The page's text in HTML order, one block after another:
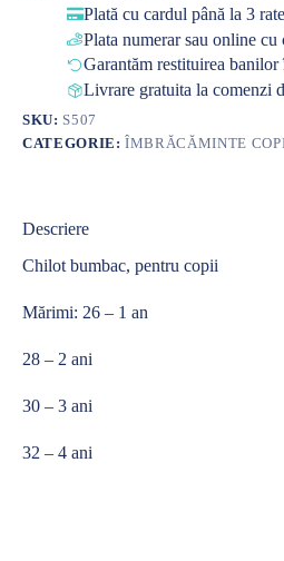
Plată cu cardul până la 3 rate
Plata numerar sau online cu
Garantăm restituirea
Livrare gratuita la comenzi
SKU: S507
CATEGORIE:ÎMBRĂCĂMINTE
Descriere
Chilot bumbac, pentru copii
Mărimi: 26 – 1 an
28 – 2 ani
30 – 3 ani
32 – 4 ani